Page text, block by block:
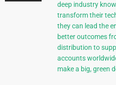
deep industry
transform their
they can lead the
better outcomes
distribution to
accounts
make a big, green